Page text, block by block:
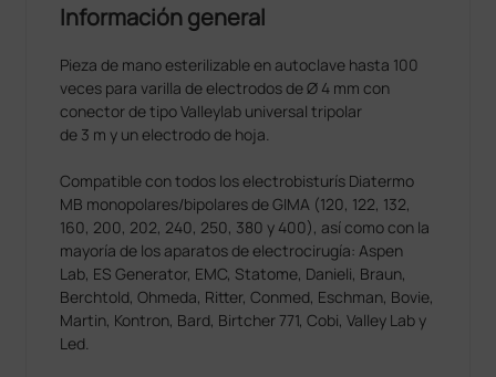
Información general
Pieza de mano esterilizable en autoclave hasta 100
veces para varilla de electrodos de Ø 4 mm con
conector de tipo Valleylab universal tripolar
de 3 m y un electrodo de hoja.
Compatible con todos los electrobisturís Diatermo
MB monopolares/bipolares de GIMA (120, 122, 132,
160, 200, 202, 240, 250, 380 y 400), así como con la
mayoría de los aparatos de electrocirugía: Aspen
Lab, ES Generator, EMC, Statome, Danieli, Braun,
Berchtold, Ohmeda, Ritter, Conmed, Eschman, Bovie,
Martin, Kontron, Bard, Birtcher 771, Cobi, Valley Lab y
Led.